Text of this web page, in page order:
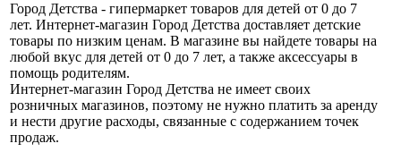
Город Детства - гипермаркет товаров для детей от 0 до 7
лет. Интернет-магазин Город Детства доставляет детские
товары по низким ценам. В магазине вы найдете товары на
любой вкус для детей от 0 до 7 лет, а также аксессуары в
помощь родителям.
Интернет-магазин Город Детства не имеет своих
розничных магазинов, поэтому не нужно платить за аренду
и нести другие расходы, связанные с содержанием точек
продаж.